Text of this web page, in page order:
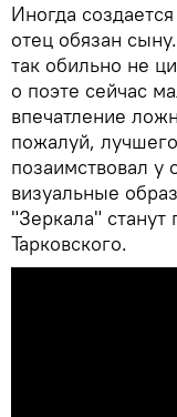
Иногда
отец обязан
так обильно не
о поэте сейчас
впечатление
пожалуй,
позаимствовал у
визуальные
"Зеркала" станут
Тарковского.